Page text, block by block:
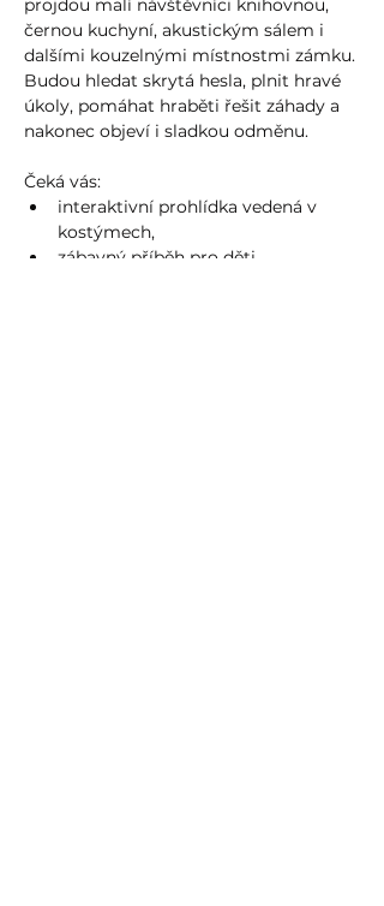
projdou malí návštěvníci knihovnou,
černou kuchyní, akustickým sálem i
dalšími kouzelnými místnostmi zámku.
Budou hledat skrytá hesla, plnit hravé
úkoly, pomáhat hraběti řešit záhady a
nakonec objeví i sladkou odměnu.
Čeká vás:
interaktivní prohlídka vedená v
kostýmech,
zábavný příběh pro děti,